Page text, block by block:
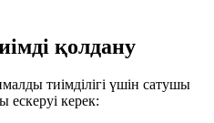
қолдану
тиімділігі үшін сатушы
ескеруі керек: